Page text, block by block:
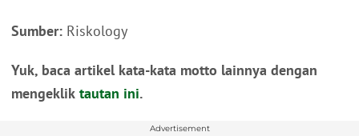
Sumber: Riskology
Yuk, baca artikel kata-kata motto lainnya dengan
mengeklik tautan ini.
Advertisement